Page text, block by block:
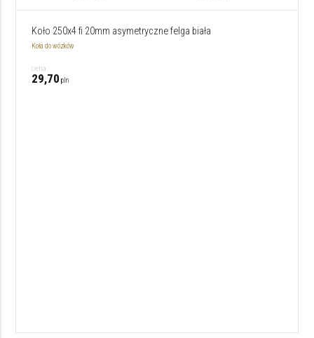
Koło 250x4 fi 20mm asymetryczne felga biała
Koła do wózków
cena
29,70 pln